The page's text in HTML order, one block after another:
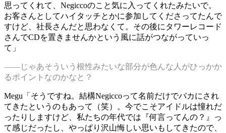
思ってくれて、Negiccoのこと気に入ってくれたみたいで。
お客さんとしてハイタッチとかに参加してくださってたんで
すけど、社長さんだと思わなくて。その後にタワーレコード
さんでCDを置きませんかという風に話がつながっていっ
て」
——じゃあそういう根性みたいな部分が色んな人がひっかか
るポイントなのかなと？
Megu 「そうですね。結構Negiccoって名前だけでバカにされ
てきたというのもあって（笑）。今でこそアイドルは憧れだ
ったりしますけど、私たちの年代では『何言ってんの？』っ
て感じだったし、やっぱり沢山悔しい思いもしてきたので、